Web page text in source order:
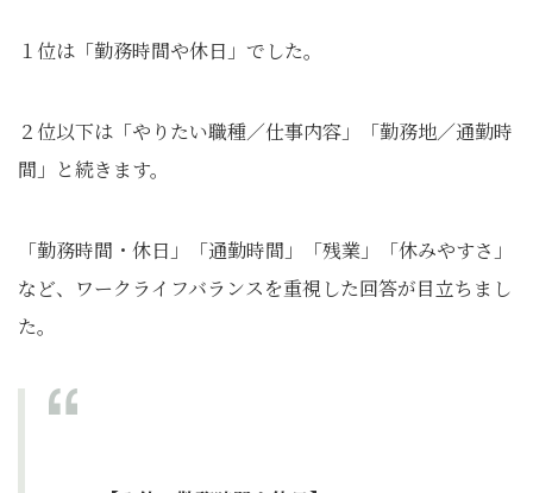
１位は「勤務時間や休日」でした。
２位以下は「やりたい職種／仕事内容」「勤務地／通勤時
間」と続きます。
「勤務時間・休日」「通勤時間」「残業」「休みやすさ」
など、ワークライフバランスを重視した回答が目立ちまし
た。